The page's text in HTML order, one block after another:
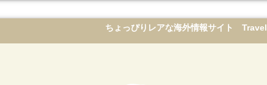
ちょっぴりレアな海外情報サイト